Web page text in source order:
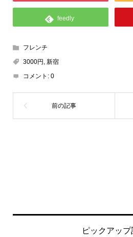
feedly
フレンチ
3000円 , 新宿
コメント: 0
ピックアッ